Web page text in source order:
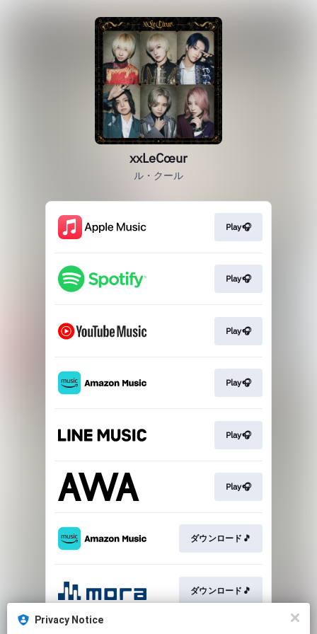
xxLeCœur
ル・クール
Play🎧
Play🎧
Play🎧
Play🎧
Play🎧
Play🎧
ダウンロード🎵
ダウンロード🎵
Privacy Notice